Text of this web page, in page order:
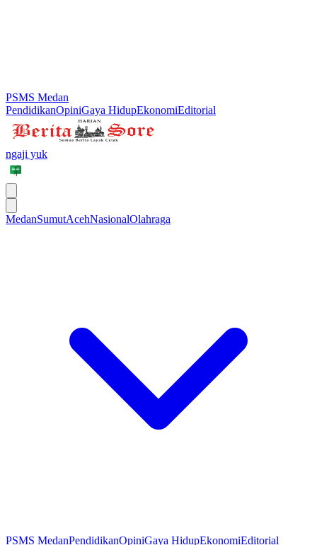
PSMS Medan
PendidikanOpiniGaya HidupEkonomiEditorial
ngaji yuk
MedanSumutAcehNasionalOlahraga
PSMS MedanPendidikanOpiniGaya HidupEkonomiEditorial